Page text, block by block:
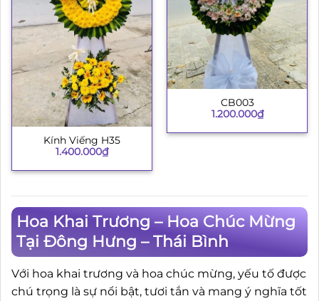
Kính Viếng H35
1.400.000₫
CB003
1.200.000₫
Hoa Khai Trương – Hoa Chúc Mừng
Tại Đông Hưng – Thái Bình
Với hoa khai trương và hoa chúc mừng, yếu tố được
chú trọng là sự nổi bật, tươi tắn và mang ý nghĩa tốt